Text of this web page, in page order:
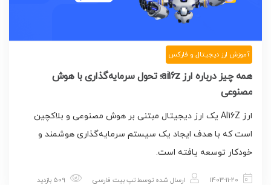
آموزش ارز دیجیتال و فارکس
همه چیز درباره ارز ai16z؛ تحول سرمایه‌گذاری با هوش
مصنوعی
ارز AI16Z یک ارز دیجیتال مبتنی بر هوش مصنوعی و بلاکچین
است که با هدف ایجاد یک سیستم سرمایه‌گذاری هوشمند و
خودکار توسعه یافته است.
1403-11-20 ارسال شده توسطتپ بیت فارسی